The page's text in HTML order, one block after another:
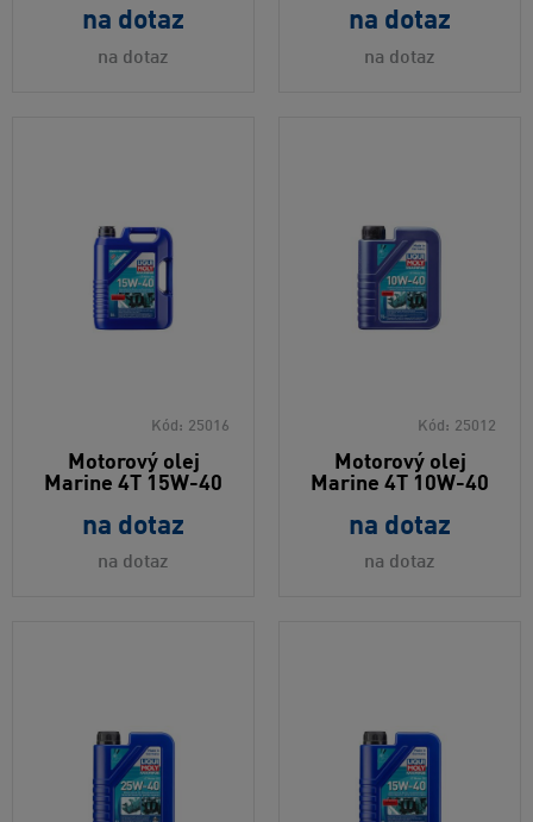
na dotaz
na dotaz
na dotaz
na dotaz
Kód: 25016
Motorový olej
Marine 4T 15W-40
na dotaz
na dotaz
Kód: 25012
Motorový olej
Marine 4T 10W-40
na dotaz
na dotaz